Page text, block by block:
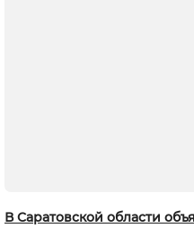
В Саратовской области